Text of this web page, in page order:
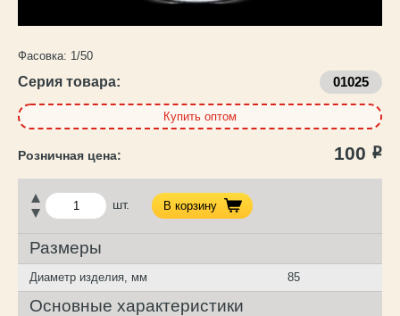
Фасовка: 1/50
Серия товара: 01025
Купить оптом
100 Р
шт. В корзину
Размеры
Диаметр изделия, мм 85
Основные характеристики